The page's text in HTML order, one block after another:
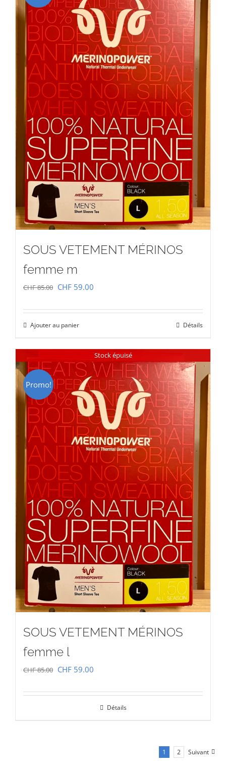
SOUS VETEMENT MÉRINOS
femme m
CHF85.00 Le
était :
CHF 85.00.
CHF 59.00
CHF 59.00.
Ajouter au panier Détails
Stock épuisé
Promo!
SOUS VETEMENT MÉRINOS
femme l
CHF85.00 Le
initial
CHF 59.00
actuel
Détails
1 2 Suivant